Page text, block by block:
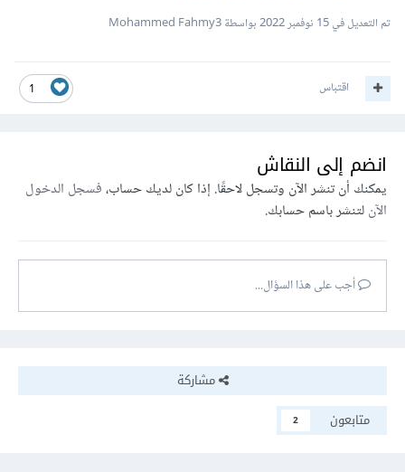
تم التعديل في15 نوفمبر 2022 بواسطة Mohammed Fahmy3
1 اقتباس
انضم إلى النقاش
يمكنك أن تنشر الآن وتسجل لاحقًا. إذا كان لديك حساب،فسجل الدخول
الآنلتنشر باسم حسابك.
أجب على هذا السؤال...
مشاركة
متابعون
2